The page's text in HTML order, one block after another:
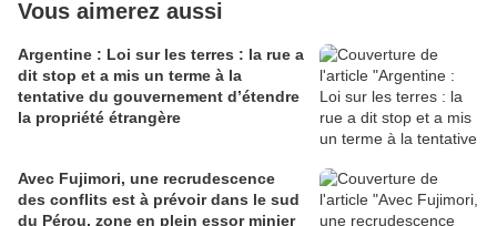
Vous aimerez aussi
Argentine : Loi sur les terres : la rue a
dit stop et a mis un terme à la
tentative du gouvernement d’étendre
la propriété étrangère
Avec Fujimori, une recrudescence
des conflits est à prévoir dans le sud
du Pérou, zone en plein essor minier